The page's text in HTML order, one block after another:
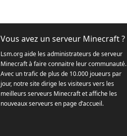
Vous avez un serveur Minecraft ?
Lsm.org aide les administrateurs de serveur
Minecraft à faire connaitre leur communauté.
Avec un trafic de plus de 10.000 joueurs par
jour, notre site dirige les visiteurs vers les
meilleurs serveurs Minecraft et affiche les
nouveaux serveurs en page d’accueil.